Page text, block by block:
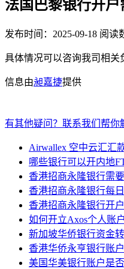
法国巴黎银行开户
发布时间：2025-09-18 阅读
具体情况可以咨询我司相关
信息由昶嘉捷提供
有其他疑问？联系我们帮你
Airwallex 空中云汇汇
哪些银行可以开内地
香港招商永隆银行需
香港招商永隆银行每
香港招商永隆银行开
如何开立Axos个人账户
新加坡华侨银行资金
香港华侨永亨银行账
美国华美银行账户是否